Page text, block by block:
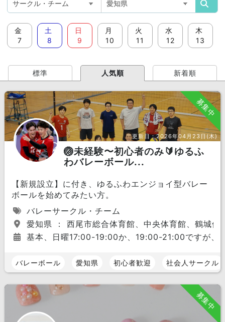
金
7
土
8
日
9
月
10
火
11
水
12
木
13
標準 人気順 新着順
募集中
更新日：2026年04月23日(木)
🏐未経験〜初心者のみ🔰ゆるふ
わバレーボール...
【新規設立】に付き、ゆるふわエンジョイ型バレー
ボールを始めてみたい方。
バレーサークル・チーム
愛知県 ： 西尾市総合体育館、中央体育館、鶴城
基本、日曜17:00-19:00か、19:00-21:00ですが、
バレーボール 愛知県 初心者歓迎 社会人サークル
募集中